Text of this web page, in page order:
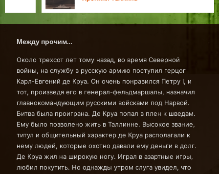
Между прочим…
Около трехсот лет тому назад, во время Северной
войны, на службу в русскую армию поступил герцог
Карл-Евгений де Круа. Он очень понравился Петру I, и
тот, произведя его в генерал-фельдмаршалы, назначил
главнокомандующим русскими войсками под Нарвой.
Битва была проиграна. Де Круа попал в плен к шведам.
Ему было позволено жить в Таллинне. Высокое звание,
титул и общительный характер де Круа располагали к
нему людей, которые охотно давали ему деньги в долг.
Де Круа жил на широкую ногу. Играл в азартные игры,
любил покутить. Но однажды утром слуга увидел, что